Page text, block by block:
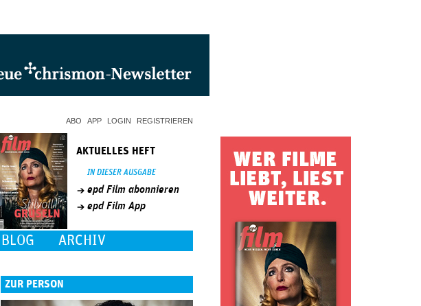
ABO APP LOGIN REGISTRIEREN
AKTUELLES HEFT
IN DIESER AUSGABE
epd Film abonnieren
epd Film App
BLOG ARCHIV
ZUR PERSON